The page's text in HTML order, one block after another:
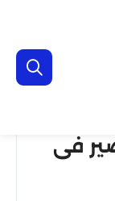
فى